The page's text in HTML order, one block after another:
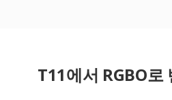
T11에서 RGBO로